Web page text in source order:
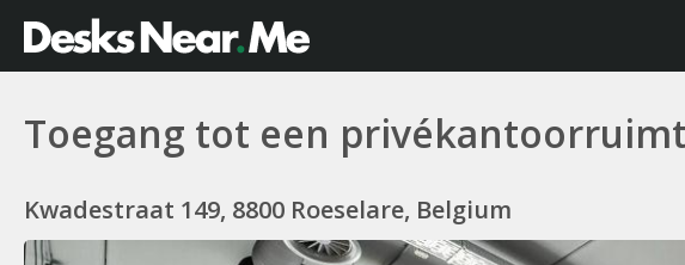
Toegang tot een
Kwadestraat 149, 8800 Roeselare, Belgium